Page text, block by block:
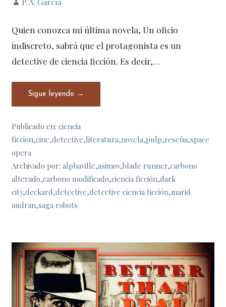
Quien conozca mi última novela, Un oficio
indiscreto, sabrá que el protagonista es un
detective de ciencia ficción. Es decir,…
Sigue leyendo →
Publicado en:ciencia
ficcion,cine,detective,literatura,novela,pulp,reseña,space
opera
Archivado por:alphaville,asimov,blade runner,carbono
alterado,carbono modificado,ciencia ficción,dark
city,deckard,detective,detective ciencia ficción,marid
audran,saga robots